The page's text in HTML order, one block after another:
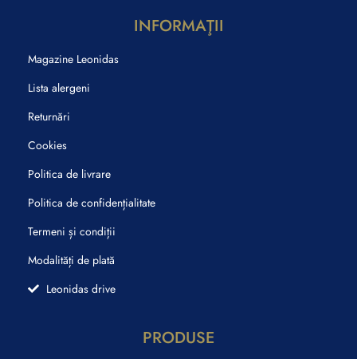
INFORMAŢII
Magazine Leonidas
Lista alergeni
Returnări
Cookies
Politica de livrare
Politica de confidențialitate
Termeni și condiții
Modalități de plată
Leonidas drive
PRODUSE